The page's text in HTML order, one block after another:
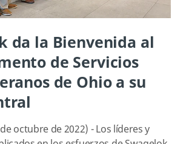
da la Bienvenida al
de Servicios
de Ohio a su
octubre de 2022) - Los líderes y